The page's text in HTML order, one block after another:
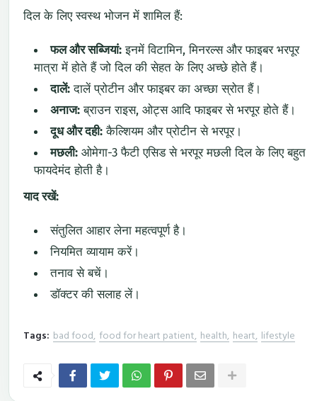
दिल के लिए स्वस्थ भोजन में शामिल हैं:
फल और सब्जियां:इनमें विटामिन, मिनरल्स और फाइबर भरपूर
मात्रा में होते हैं जो दिल की सेहत के लिए अच्छे होते हैं।
दालें:दालें प्रोटीन और फाइबर का अच्छा स्रोत हैं।
अनाज:ब्राउन राइस, ओट्स आदि फाइबर से भरपूर होते हैं।
दूध और दही:कैल्शियम और प्रोटीन से भरपूर।
मछली: ओमेगा-3 फैटी एसिड से भरपूर मछली दिल के लिए बहुत
फायदेमंद होती है।
याद रखें:
संतुलित आहार लेना महत्वपूर्ण है।
नियमित व्यायाम करें।
तनाव से बचें।
डॉक्टर की सलाह लें।
Tags: bad food food for heart patient health heart lifestyle